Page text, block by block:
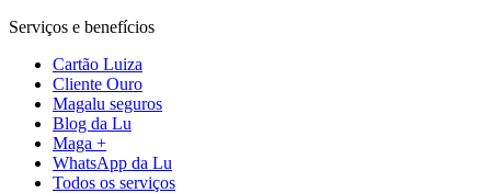
Serviços e benefícios
Cartão Luiza
Cliente Ouro
Magalu seguros
Blog da Lu
Maga +
WhatsApp da Lu
Todos os serviços